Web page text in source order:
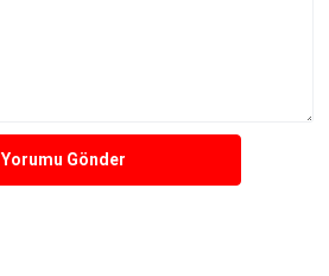
Yorumu Gönder